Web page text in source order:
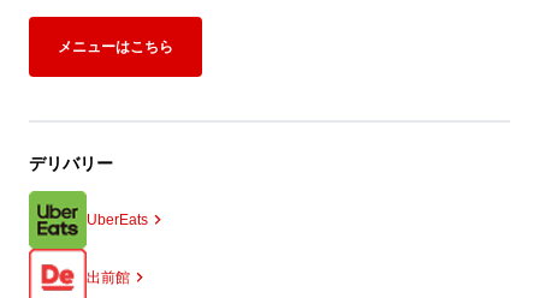
メニューはこちら
デリバリー
UberEats
出前館